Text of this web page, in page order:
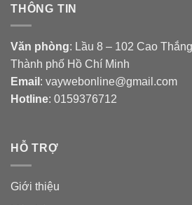
THÔNG TIN
Văn phòng: Lầu 8 – 102 Cao
Thành phố Hồ Chí Minh
Email : vaywebonline@gmail.com
Hotline: 0159376712
HỖ TRỢ
Giới thiệu